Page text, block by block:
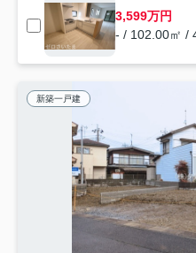
3,599万円
- / 102.00㎡ /
新築一戸建